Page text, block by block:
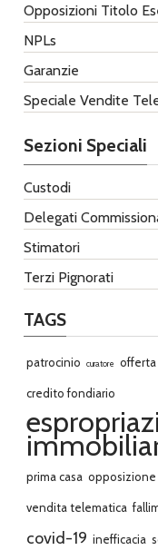
Opposizioni Titolo
NPLs
Garanzie
Speciale Vendite
Sezioni Speciali
Custodi
Delegati
Stimatori
Terzi Pignorati
TAGS
patrocinio curatore offerta
credito fondiario
prima casa opposizione
vendita telematica
covid-19 inefficacia